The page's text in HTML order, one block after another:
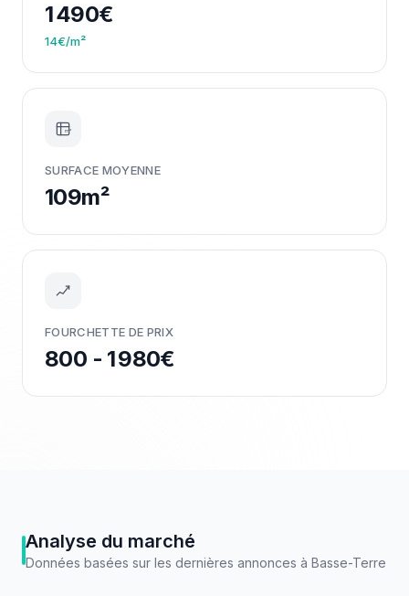
1 490€
14€/m²
m²
SURFACE MOYENNE
109m²
FOURCHETTE DE PRIX
800 - 1 980€
Analyse du marché
Données basées sur les dernières annonces à Basse-Terre